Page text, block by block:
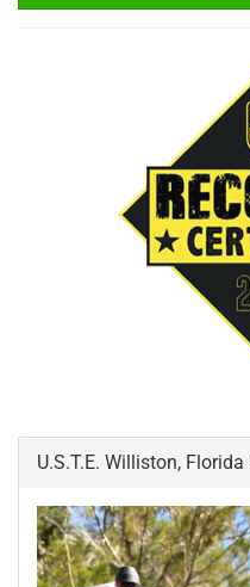
U.S.T.E. Williston, Florida